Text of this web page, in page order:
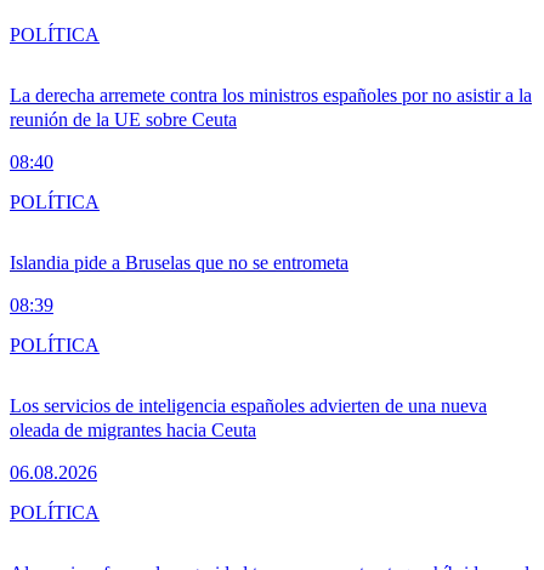
La derecha arremete contra los ministros españoles por no asistir a la
reunión de la UE sobre Ceuta
08:40
POLÍTICA
Islandia pide a Bruselas que no se entrometa
08:39
POLÍTICA
Los servicios de inteligencia españoles advierten de una nueva
oleada de migrantes hacia Ceuta
06.08.2026
POLÍTICA
POLÍTICA